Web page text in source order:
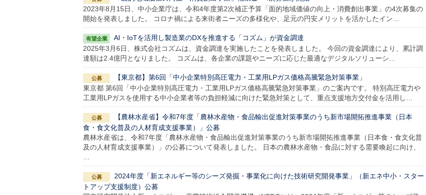
2023年8月15日、中小企業庁は、令和4年度第2次補正予算「面的地域価値の向上・消費創出事業」の4次募集の
開始を発表しました。 コロナ禍による来街者ニーズの多様化や、足元の円安メリットを活かしたイン…
AI・IoTを活用し製造業のDXを推進する「コズム」が資金調達
2025年3月6日、株式会社コズムは、資金調達を実施したことを発表しました。 今回の資金調達により、累計調
達額は2.4億円となりました。 コズムは、各企業の課題やニーズに応じた最適なデジタルソリューシ…
【東京都】第6回「中小企業特別高圧電力・工業用LPガス価格高騰緊急対策事業」
東京都 第6回「中小企業特別高圧電力・工業用LPガス価格高騰緊急対策事業」のご案内です。 特別高圧電力や
工業用LPガスを使用する中小企業者等の負担軽減に向けた緊急対策として、重点支援地方交付金を活用し…
【農林水産省】令和7年度「農林水産物・食品輸出促進対策事業のうち新市場開拓推進事業（日本
食・食文化普及の人材育成支援事業）」公募
農林水産省は、令和7年度「農林水産物・食品輸出促進対策事業のうち新市場開拓推進事業（日本食・食文化普
及の人材育成支援事業）」の公募について発表しました。 日本の農林水産物・食品に対する需要喚起に向け、
2024年度「新エネルギー等のシーズ発掘・事業化に向けた技術研究開発事業」（新エネ中小・スター
トアップ支援制度）公募